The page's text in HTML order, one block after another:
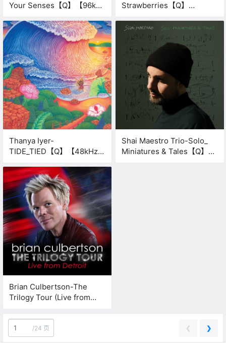
Your Senses【Q】【96kHz
Strawberries【Q】
Thanya Iyer-
TIDE_TIED【Q】【48kHz /
Shai Maestro Trio-Solo_
Miniatures & Tales【Q】
Brian Culbertson-The
Trilogy Tour (Live from
24bit】
/24 页 ❮ ❯